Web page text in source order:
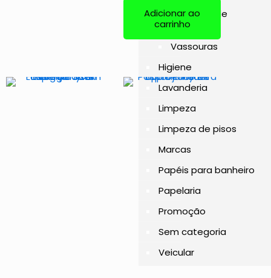
Adicionar ao
carrinho
Vassoura de
grama
Vassouras
Higiene
Lavanderia
Limpeza
Limpeza de pisos
Marcas
Papéis para banheiro
Papelaria
Promoção
Sem categoria
Veicular